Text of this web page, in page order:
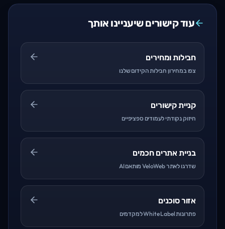
עוד קישורים שיעניינו אותך
חבילות ומחירים
צפו במחירון חבילות הקידום שלנו
קניית קישורים
חיזוק נקודתי לעמודים ספציפיים
בניית אתרים חכמים
שדרגו לאתר VeloWeb מותאם AI
אזור סוכנים
פתרונות White Label למקדמים